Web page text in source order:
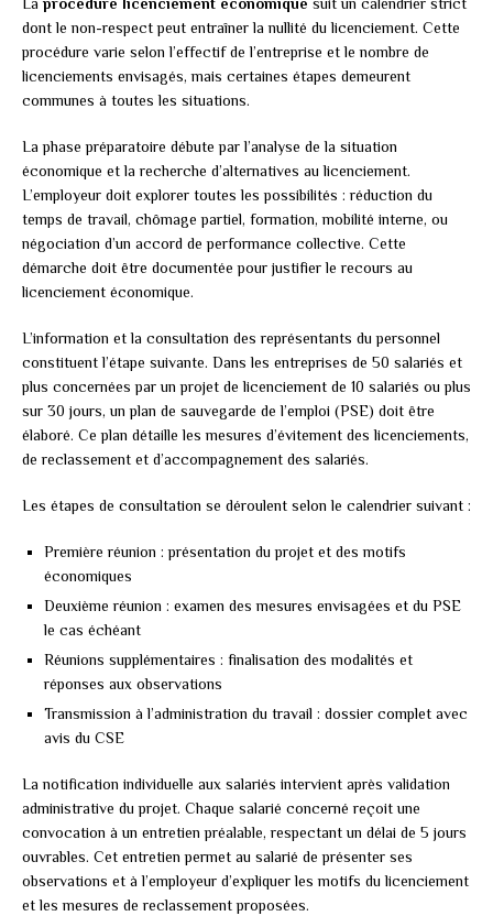
dont le non-respect peut entraîner la nullité du licenciement. Cette
procédure varie selon l’effectif de l’entreprise et le nombre de
licenciements envisagés, mais certaines étapes demeurent
communes à toutes les situations.
La phase préparatoire débute par l’analyse de la situation
économique et la recherche d’alternatives au licenciement.
L’employeur doit explorer toutes les possibilités : réduction du
temps de travail, chômage partiel, formation, mobilité interne, ou
négociation d’un accord de performance collective. Cette
démarche doit être documentée pour justifier le recours au
licenciement économique.
L’information et la consultation des représentants du personnel
constituent l’étape suivante. Dans les entreprises de 50 salariés et
plus concernées par un projet de licenciement de 10 salariés ou plus
sur 30 jours, un plan de sauvegarde de l’emploi (PSE) doit être
élaboré. Ce plan détaille les mesures d’évitement des licenciements,
de reclassement et d’accompagnement des salariés.
Les étapes de consultation se déroulent selon le calendrier suivant :
Première réunion : présentation du projet et des motifs
économiques
Deuxième réunion : examen des mesures envisagées et du PSE
le cas échéant
Réunions supplémentaires : finalisation des modalités et
réponses aux observations
Transmission à l’administration du travail : dossier complet avec
avis du CSE
La notification individuelle aux salariés intervient après validation
administrative du projet. Chaque salarié concerné reçoit une
convocation à un entretien préalable, respectant un délai de 5 jours
ouvrables. Cet entretien permet au salarié de présenter ses
observations et à l’employeur d’expliquer les motifs du licenciement
et les mesures de reclassement proposées.